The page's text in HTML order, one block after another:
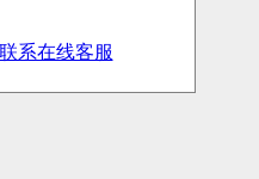
联系在线客服